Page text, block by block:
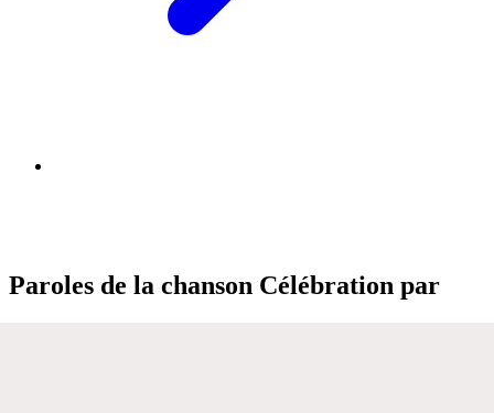
Paroles de la chanson Célébration par